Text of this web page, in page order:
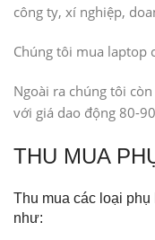
công ty, xí nghiệp,
Chúng tôi mua laptop
Ngoài ra chúng tôi
với giá dao động 80-
THU MUA
Thu mua các loại
như: